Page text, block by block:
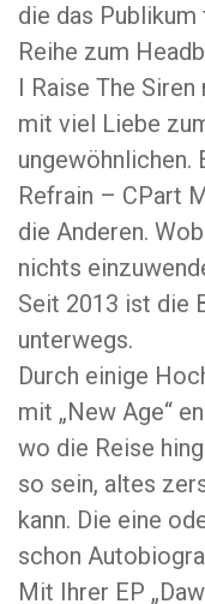
die das
Reihe zum
I Raise The
mit viel Liebe
ungewöhnlichen.
Refrain – CPart
die Anderen.
nichts
Seit 2013 ist die
unterwegs.
Durch einige
mit „New Age“
wo die Reise
so sein, altes
kann. Die eine
schon
Mit Ihrer EP